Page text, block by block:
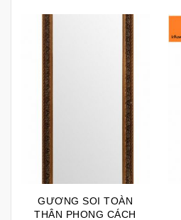
GƯƠNG SOI TOÀN
THÂN PHONG CÁCH